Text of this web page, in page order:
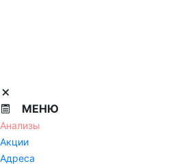
МЕНЮ
Анализы
Акции
Адреса